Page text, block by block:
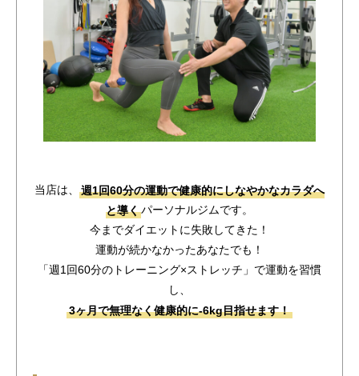
当店は、
週1回60分の運動で健康的にしなやかなカラダへ
と導くパーソナルジムです。
今までダイエットに失敗してきた！
運動が続かなかったあなたでも！
「週1回60分のトレーニング×ストレッチ」で運動を習慣
し、
3ヶ月で無理なく健康的に-6kg目指せます！